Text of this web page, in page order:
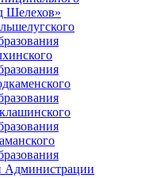
Шелехов»
Администрации